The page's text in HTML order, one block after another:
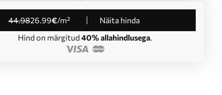
44.9826.99€/m²
Näita hinda
Hind on märgitud 40% allahindlusega.